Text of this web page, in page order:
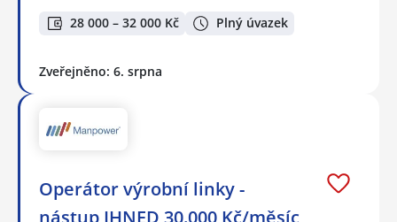
28 000 – 32 000 Kč Plný úvazek
Zveřejněno: 6. srpna
Operátor výrobní linky -
nástup IHNED 30.000 Kč/měsíc